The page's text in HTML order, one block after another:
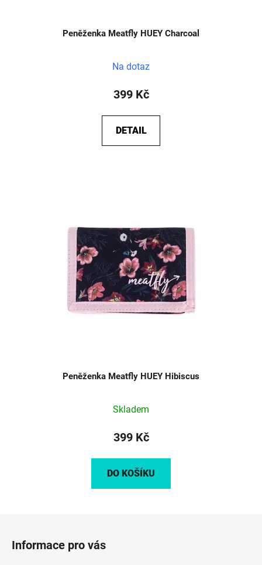
Peněženka Meatfly HUEY Charcoal
Na dotaz
399 Kč
DETAIL
Peněženka Meatfly HUEY Hibiscus
Skladem
399 Kč
DO KOŠÍKU
Informace pro vás